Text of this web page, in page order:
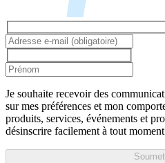
Je souhaite recevoir des
sur mes préférences et mon
produits, services, événements et
désinscrire facilement à tout